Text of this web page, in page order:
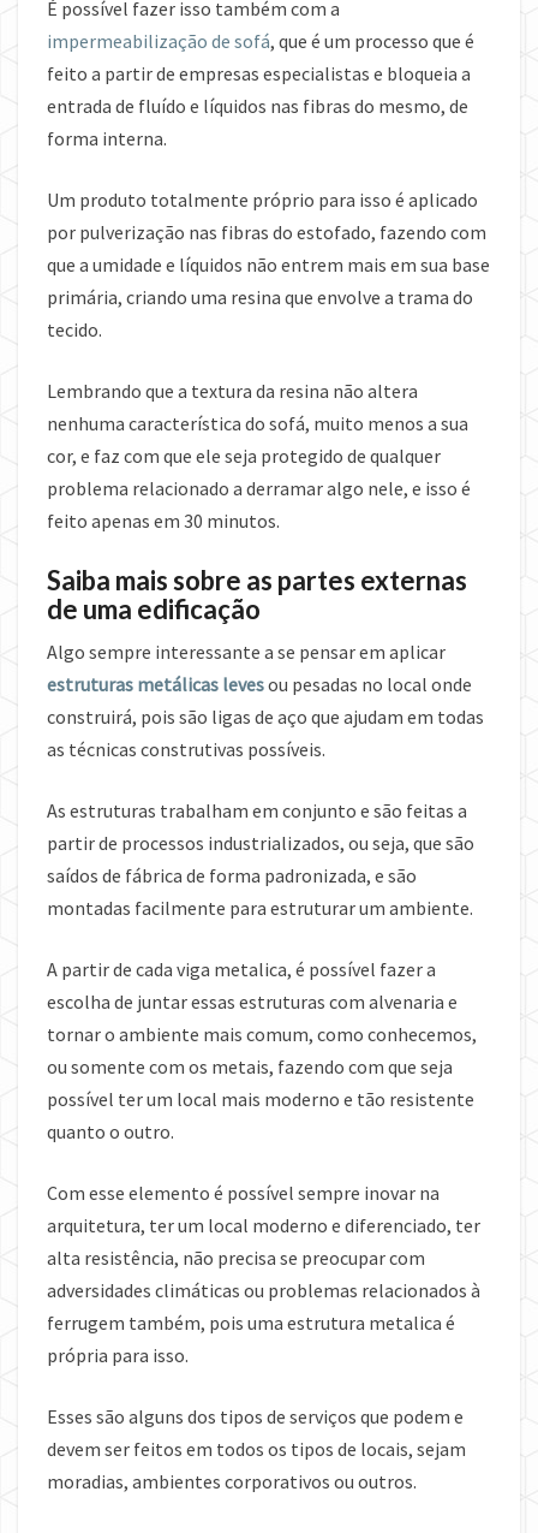
É possível fazer isso também com a
impermeabilização de sofá, que é um processo que é
feito a partir de empresas especialistas e bloqueia a
entrada de fluído e líquidos nas fibras do mesmo, de
forma interna.
Um produto totalmente próprio para isso é aplicado
por pulverização nas fibras do estofado, fazendo com
que a umidade e líquidos não entrem mais em sua base
primária, criando uma resina que envolve a trama do
tecido.
Lembrando que a textura da resina não altera
nenhuma característica do sofá, muito menos a sua
cor, e faz com que ele seja protegido de qualquer
problema relacionado a derramar algo nele, e isso é
feito apenas em 30 minutos.
Saiba mais sobre as partes externas
de uma edificação
Algo sempre interessante a se pensar em aplicar
estruturas metálicas levesou pesadas no local onde
construirá, pois são ligas de aço que ajudam em todas
as técnicas construtivas possíveis.
As estruturas trabalham em conjunto e são feitas a
partir de processos industrializados, ou seja, que são
saídos de fábrica de forma padronizada, e são
montadas facilmente para estruturar um ambiente.
A partir de cada viga metalica, é possível fazer a
escolha de juntar essas estruturas com alvenaria e
tornar o ambiente mais comum, como conhecemos,
ou somente com os metais, fazendo com que seja
possível ter um local mais moderno e tão resistente
quanto o outro.
Com esse elemento é possível sempre inovar na
arquitetura, ter um local moderno e diferenciado, ter
alta resistência, não precisa se preocupar com
adversidades climáticas ou problemas relacionados à
ferrugem também, pois uma estrutura metalica é
própria para isso.
Esses são alguns dos tipos de serviços que podem e
devem ser feitos em todos os tipos de locais, sejam
moradias, ambientes corporativos ou outros.